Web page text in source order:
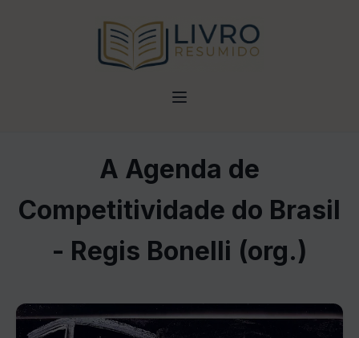
A Agenda de
Competitividade do Brasil
- Regis Bonelli (org.)